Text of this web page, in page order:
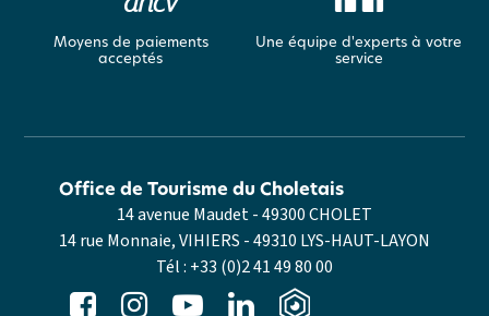
Moyens de paiements
acceptés
Une équipe d'experts à votre
service
14 avenue Maudet - 49300 CHOLET
14 rue Monnaie, VIHIERS - 49310 LYS-HAUT-LAYON
Tél : +33 (0)2 41 49 80 00
Office de Tourisme du Choletais